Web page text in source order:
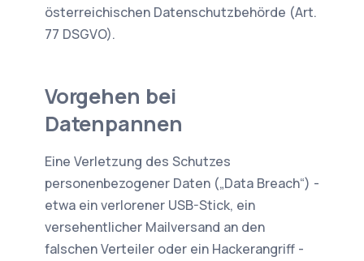
österreichischen Datenschutzbehörde (Art.
77 DSGVO).
Vorgehen bei
Datenpannen
Eine Verletzung des Schutzes
personenbezogener Daten („Data Breach“) -
etwa ein verlorener USB-Stick, ein
versehentlicher Mailversand an den
falschen Verteiler oder ein Hackerangriff -